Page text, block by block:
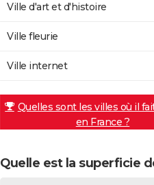
Ville d'art et d'histoire
Ville fleurie
Ville internet
Quelles sont les villes où il
en France ?
Quelle est la superficie